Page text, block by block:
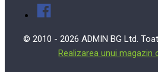
© 2010 - 2026 ADMIN BG Ltd.
Realizarea unui magazin